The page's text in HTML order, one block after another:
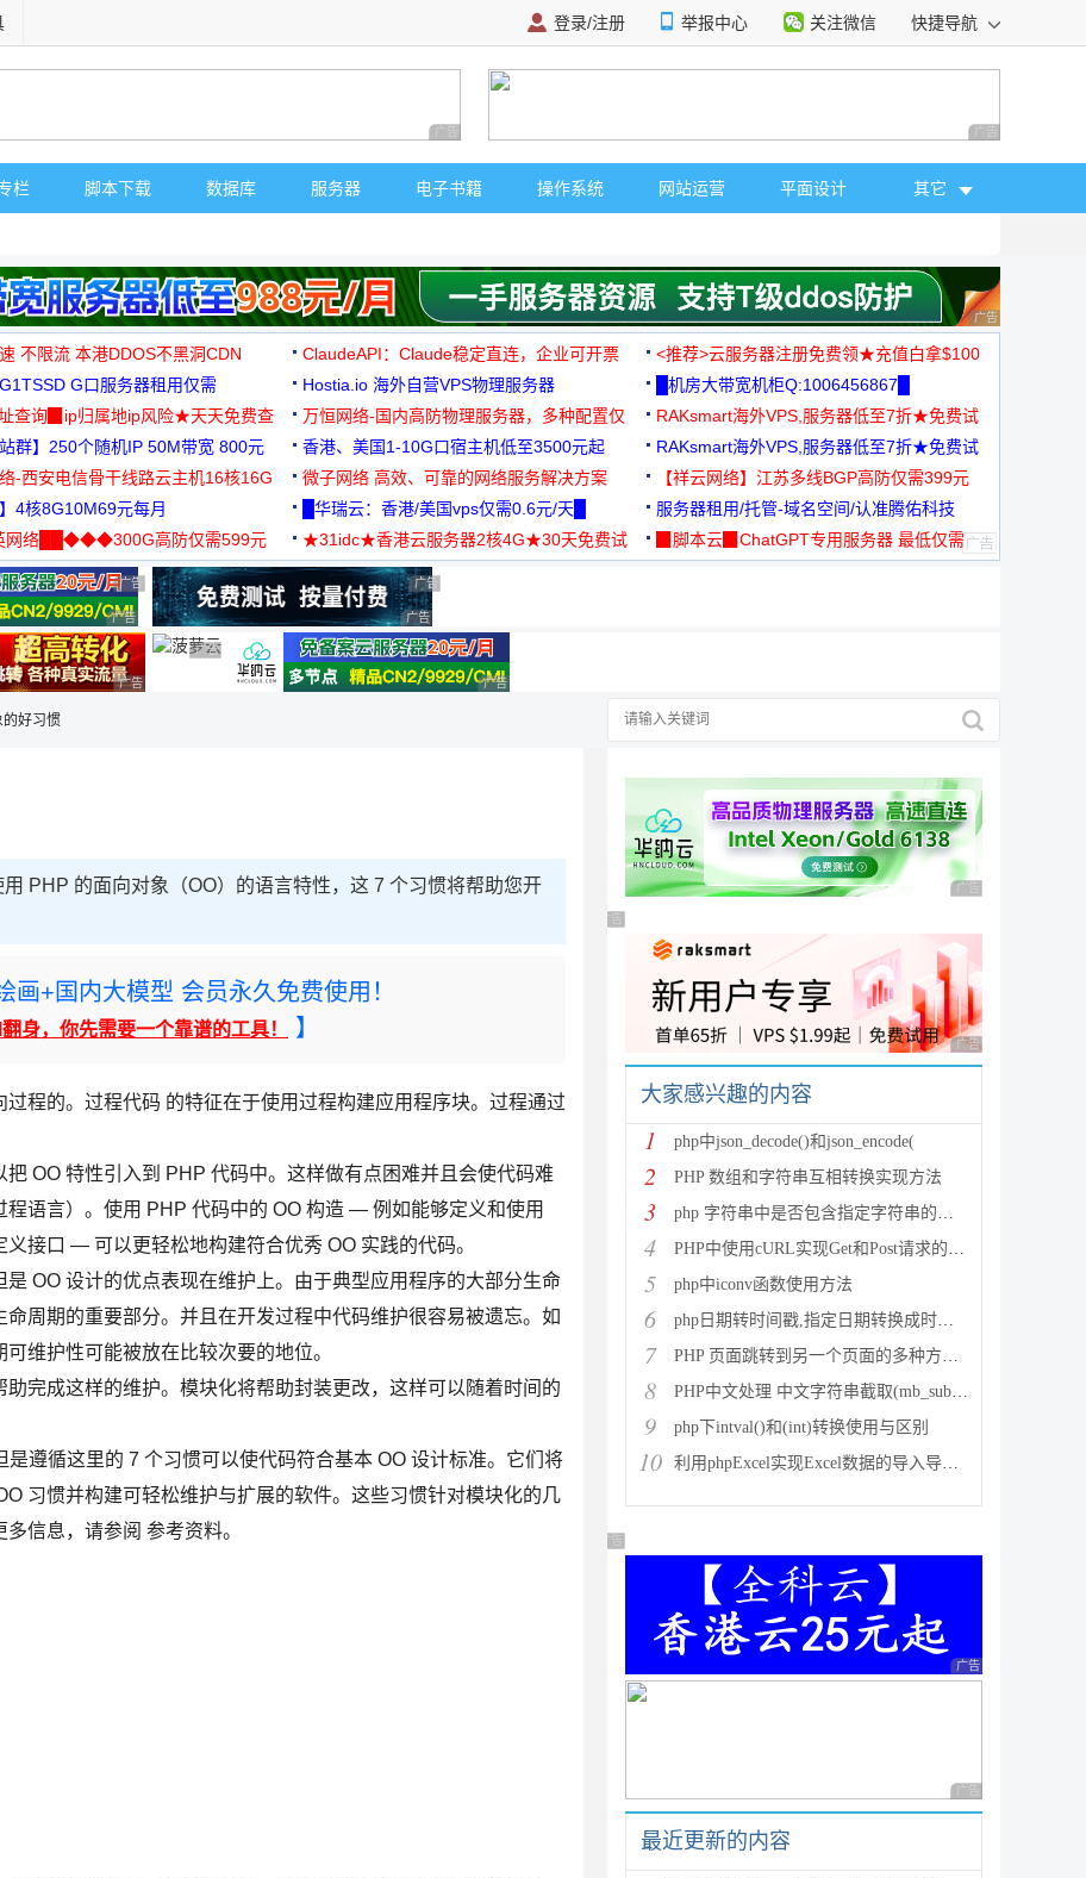
登录/注册 举报中心 关注微信 快捷导航
广告 商业广告，理性选择 广告 商业广告，理
栏 脚本下载 数据库 服务器 电子书籍 操作系统 网站运营 平面设计 其它
广告 商业广告，理
不限流 本港DDOS不黑洞CDN ClaudeAPI：Claude稳定直连，企业可开票
<推荐>云服务器注册免费领★充值白拿$100
G口服务器租用仅需
免费测试
Hostia.io 海外自营VPS物理服务器
█机房大带宽机柜Q:1006456867█
查询▉ip归属地ip风险★天天免费查
万恒网络-国内高防物理服务器，多种配置仅
99元/月起
RAKsmart海外VPS,服务器低至7折★免费试
用★
站群】250个随机IP 50M带宽 800元 香港、美国1-10G口宿主机低至3500元起
RAKsmart海外VPS,服务器低至7折★免费试
用★
-西安电信骨干线路云主机16核16G
微子网络 高效、可靠的网络服务解决方案
【祥云网络】江苏多线BGP高防仅需399元
】4核8G10M69元每月 █华瑞云：香港/美国vps仅需0.6元/天█
服务器租用/托管-域名空间/认准腾佑科技
网络██◆◆◆300G高防仅需599元
★31idc★香港云服务器2核4G★30天免费试
用◆
▉脚本云▉ChatGPT专用服务器 最低仅需
广告 商业广告，理性选择
广告 商业广告，理性选择
广告 商业广告，理性选择
广告 商业广告，理性选择
广告 商业广告，理性选择
广告 商业广告，理性选择
广告 商业广告，理性选择
好习惯
PHP 的面向对象（OO）的语言特性，这 7 个习惯将帮助您开
画+国内大模型 会员永久免费使用！
身，你先需要一个靠谱的工具！ 】
程的。过程代码 的特征在于使用过程构建应用程序块。过程通过
OO 特性引入到 PHP 代码中。这样做有点困难并且会使代码难
语言）。使用 PHP 代码中的 OO 构造 — 例如能够定义和使用
接口 — 可以更轻松地构建符合优秀 OO 实践的代码。
OO 设计的优点表现在维护上。由于典型应用程序的大部分生命
周期的重要部分。并且在开发过程中代码维护很容易被遗忘。如
维护性可能被放在比较次要的地位。
完成这样的维护。模块化将帮助封装更改，这样可以随着时间的
遵循这里的 7 个习惯可以使代码符合基本 OO 设计标准。它们将
习惯并构建可轻松维护与扩展的软件。这些习惯针对模块化的几
信息，请参阅 参考资料。
广告 商业广告，理性
广告 商业广告，理性选择
广告 商业广告，理性
大家感兴趣的内容
1 php中json_decode()和json_encode(
2 PHP 数组和字符串互相转换实现方法
3 php 字符串中是否包含指定字符串的多种方法
4 PHP中使用cURL实现Get和Post请求的方法
5 php中iconv函数使用方法
6 php日期转时间戳,指定日期转换成时间戳
7 PHP 页面跳转到另一个页面的多种方法方法总结
8 PHP中文处理 中文字符串截取(mb_substr)和获取中
9 php下intval()和(int)转换使用与区别
10 利用phpExcel实现Excel数据的导入导出(全步骤详细
广告 商业广告，理性选择
广告 商业广告，理性
广告 商业广告，理性
最近更新的内容